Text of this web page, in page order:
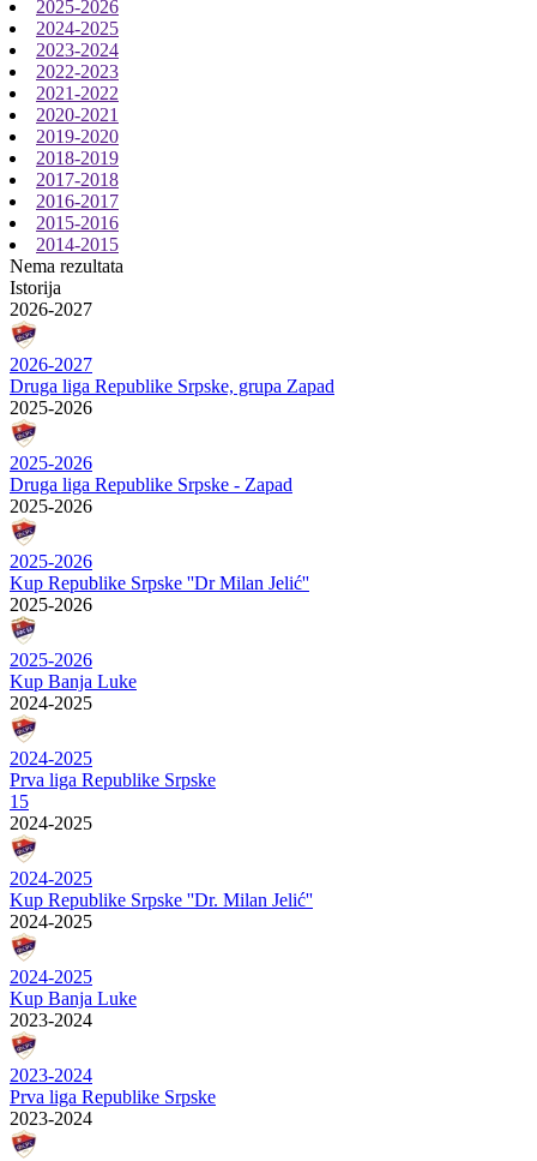
2025-2026
2024-2025
2023-2024
2022-2023
2021-2022
2020-2021
2019-2020
2018-2019
2017-2018
2016-2017
2015-2016
2014-2015
Nema rezultata
Istorija
2026-2027
2026-2027
Druga liga Republike Srpske, grupa Zapad
2025-2026
2025-2026
Druga liga Republike Srpske - Zapad
2025-2026
2025-2026
Kup Republike Srpske ''Dr Milan Jelić''
2025-2026
2025-2026
Kup Banja Luke
2024-2025
2024-2025
Prva liga Republike Srpske
15
2024-2025
2024-2025
Kup Republike Srpske ''Dr. Milan Jelić''
2024-2025
2024-2025
Kup Banja Luke
2023-2024
2023-2024
Prva liga Republike Srpske
2023-2024